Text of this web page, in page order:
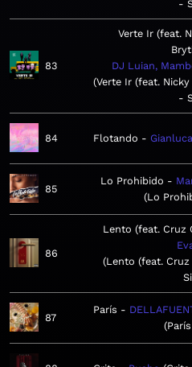
-
83
Verte Ir (feat.
DJ Luian,
Verte Ir (feat.
-
84 Flotando Gianluca
85
Lo Prohibido
Lo
86
Lento (feat. Cruz
Lento (feat.
87
París